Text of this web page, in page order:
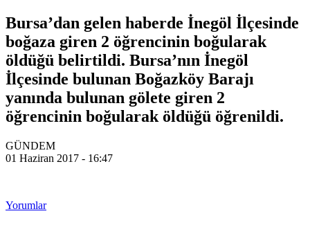
Bursa’dan gelen haberde İnegöl İlçesinde
boğaza giren 2 öğrencinin boğularak
öldüğü belirtildi. Bursa’nın İnegöl
İlçesinde bulunan Boğazköy Barajı
yanında bulunan gölete giren 2
öğrencinin boğularak öldüğü öğrenildi.
GÜNDEM
01 Haziran 2017 - 16:47
Yorumlar